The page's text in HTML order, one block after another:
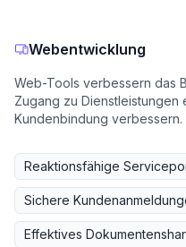
Webentwicklung
Web-Tools verbessern das
Zugang zu Dienstleistungen
Kundenbindung verbessern.
Reaktionsfähige
Sichere
Effektives